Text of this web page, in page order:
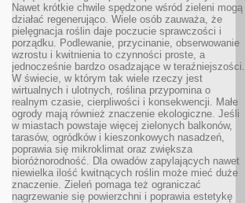
Nawet krótkie chwile spędzone wśród zieleni mogą
działać regenerująco. Wiele osób zauważa, że
pielęgnacja roślin daje poczucie sprawczości i
porządku. Podlewanie, przycinanie, obserwowanie
wzrostu i kwitnienia to czynności proste, a
jednocześnie bardzo osadzające w teraźniejszości.
W świecie, w którym tak wiele rzeczy jest
wirtualnych i ulotnych, roślina przypomina o
realnym czasie, cierpliwości i konsekwencji. Małe
ogrody mają również znaczenie ekologiczne. Jeśli
w miastach powstaje więcej zielonych balkonów,
tarasów, ogródków i kieszonkowych nasadzeń,
poprawia się mikroklimat oraz zwiększa
bioróżnorodność. Dla owadów zapylających nawet
niewielka ilość kwitnących roślin może mieć duże
znaczenie. Zieleń pomaga też ograniczać
nagrzewanie się powierzchni i poprawia estetykę